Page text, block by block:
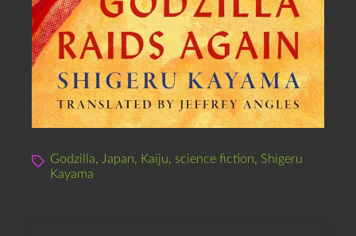
Godzilla, Japan, Kaiju, science fiction, Shigeru
Kayama